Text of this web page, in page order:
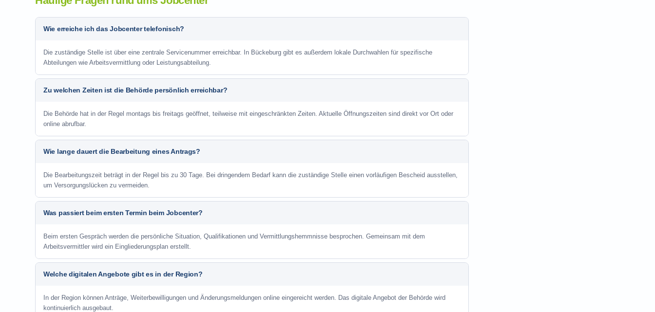
Wie erreiche ich das Jobcenter telefonisch?
Die zuständige Stelle ist über eine zentrale Servicenummer erreichbar. In Bückeburg gibt es außerdem lokale Durchwahlen für spezifische
Abteilungen wie Arbeitsvermittlung oder Leistungsabteilung.
Zu welchen Zeiten ist die Behörde persönlich erreichbar?
Die Behörde hat in der Regel montags bis freitags geöffnet, teilweise mit eingeschränkten Zeiten. Aktuelle Öffnungszeiten sind direkt vor Ort oder
online abrufbar.
Wie lange dauert die Bearbeitung eines Antrags?
Die Bearbeitungszeit beträgt in der Regel bis zu 30 Tage. Bei dringendem Bedarf kann die zuständige Stelle einen vorläufigen Bescheid ausstellen,
um Versorgungslücken zu vermeiden.
Was passiert beim ersten Termin beim Jobcenter?
Beim ersten Gespräch werden die persönliche Situation, Qualifikationen und Vermittlungshemmnisse besprochen. Gemeinsam mit dem
Arbeitsvermittler wird ein Eingliederungsplan erstellt.
Welche digitalen Angebote gibt es in der Region?
In der Region können Anträge, Weiterbewilligungen und Änderungsmeldungen online eingereicht werden. Das digitale Angebot der Behörde wird
kontinuierlich ausgebaut.